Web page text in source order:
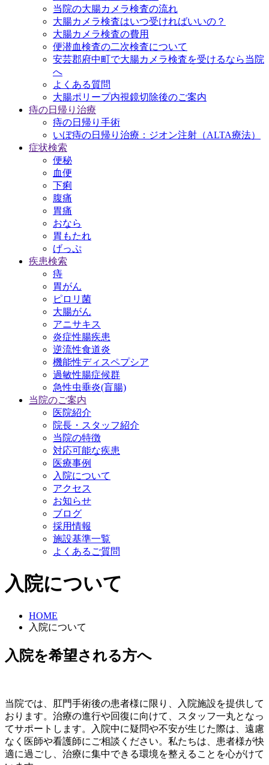
当院の大腸カメラ検査の流れ
大腸カメラ検査はいつ受ければいいの？
大腸カメラ検査の費用
便潜血検査の二次検査について
安芸郡府中町で大腸カメラ検査を受けるなら当院
へ
よくある質問
大腸ポリープ内視鏡切除後のご案内
痔の日帰り治療
痔の日帰り手術
いぼ痔の日帰り治療：ジオン注射（ALTA療法）
症状検索
便秘
血便
下痢
腹痛
胃痛
おなら
胃もたれ
げっぷ
疾患検索
痔
胃がん
ピロリ菌
大腸がん
アニサキス
炎症性腸疾患
逆流性食道炎
機能性ディスペプシア
過敏性腸症候群
急性虫垂炎(盲腸)
当院のご案内
医院紹介
院長・スタッフ紹介
当院の特徴
対応可能な疾患
医療事例
入院について
アクセス
お知らせ
ブログ
採用情報
施設基準一覧
よくあるご質問
入院について
HOME
入院について
入院を希望される方へ
当院では、肛門手術後の患者様に限り、入院施設を提供して
おります。治療の進行や回復に向けて、スタッフ一丸となっ
てサポートします。入院中に疑問や不安が生じた際は、遠慮
なく医師や看護師にご相談ください。私たちは、患者様が快
適に過ごし、治療に集中できる環境を整えることを心がけて